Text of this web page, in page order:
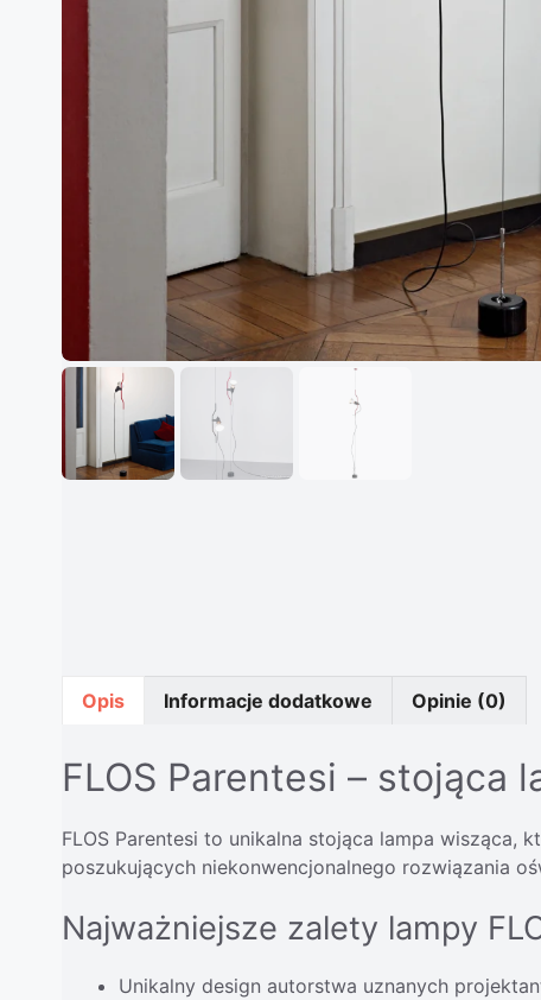
Opis Informacje dodatkowe Opinie (0)
FLOS Parentesi – stojąca
FLOS Parentesi to unikalna stojąca lampa wisząca,
poszukujących niekonwencjonalnego rozwiązania
Najważniejsze zalety lampy
Unikalny design autorstwa uznanych